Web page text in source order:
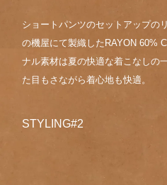
ショートパンツのセットアップの
の機屋にて製織したRAYON 60%
ナル素材は夏の快適な着こなしの
た目もさながら着心地も快適。
STYLING#2